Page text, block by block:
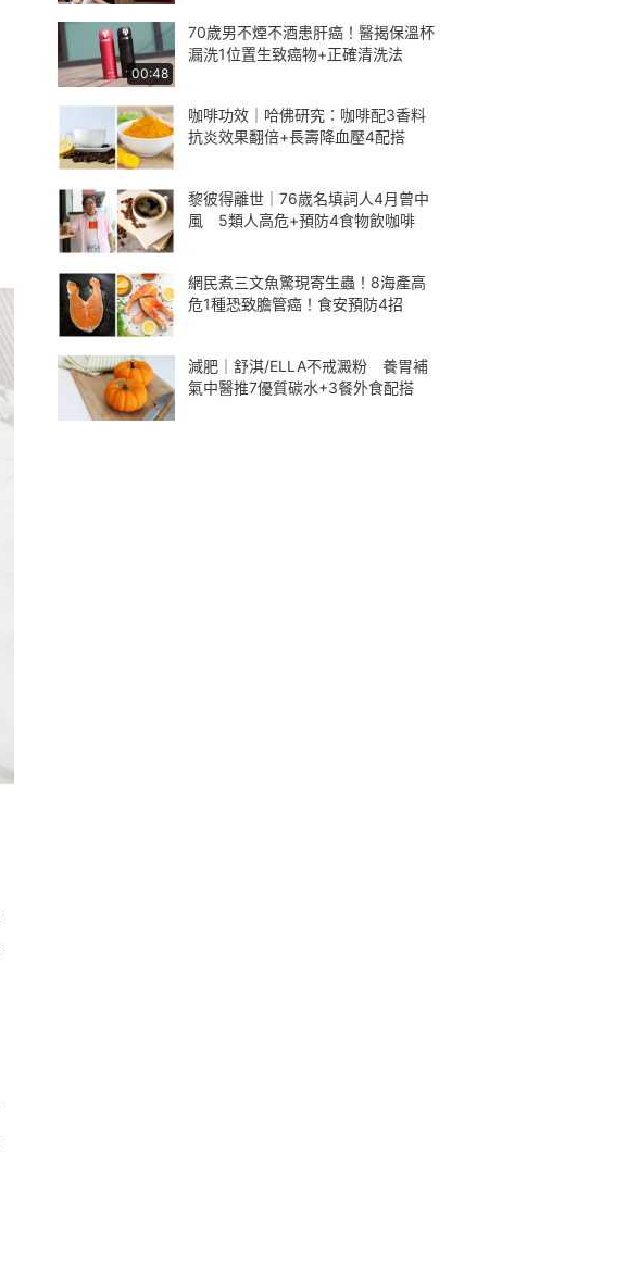
00:48
70歲男不煙不酒患肝癌！醫揭保溫杯
漏洗1位置生致癌物+正確清洗法
咖啡功效｜哈佛研究：咖啡配3香料
抗炎效果翻倍+長壽降血壓4配搭
黎彼得離世｜76歲名填詞人4月曾中
風 5類人高危+預防4食物飲咖啡
網民煮三文魚驚現寄生蟲！8海產高
危1種恐致膽管癌！食安預防4招
減肥｜舒淇/ELLA不戒澱粉 養胃補
氣中醫推7優質碳水+3餐外食配搭